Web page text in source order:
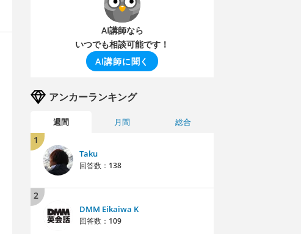
AI講師なら
いつでも相談可能です！
AI講師に聞く
アンカーランキング
週間 月間 総合
1
Taku
回答数： 138
2
DMM Eikaiwa K
回答数： 109